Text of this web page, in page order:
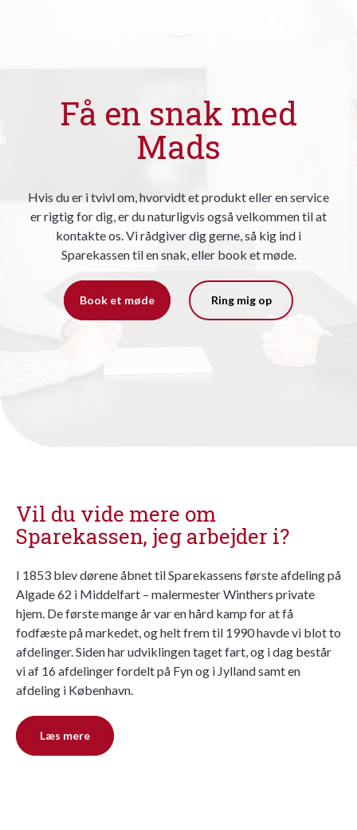
Få en snak med
Mads
Hvis du er i tvivl om, hvorvidt et produkt eller en service
er rigtig for dig, er du naturligvis også velkommen til at
kontakte os. Vi rådgiver dig gerne, så kig ind i
Sparekassen til en snak, eller book et møde.
Book et møde Ring mig op
Vil du vide mere om
Sparekassen, jeg arbejder i?
I 1853 blev dørene åbnet til Sparekassens første afdeling på
Algade 62 i Middelfart – malermester Winthers private
hjem. De første mange år var en hård kamp for at få
fodfæste på markedet, og helt frem til 1990 havde vi blot to
afdelinger. Siden har udviklingen taget fart, og i dag består
vi af 16 afdelinger fordelt på Fyn og i Jylland samt en
afdeling i København.
Læs mere